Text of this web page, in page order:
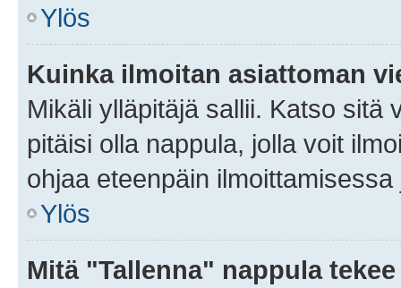
Ylös
Kuinka ilmoitan asiattoman
Mikäli ylläpitäjä sallii. Katso sitä
pitäisi olla nappula, jolla voit
ohjaa eteenpäin
Ylös
Mitä "Tallenna" nappula